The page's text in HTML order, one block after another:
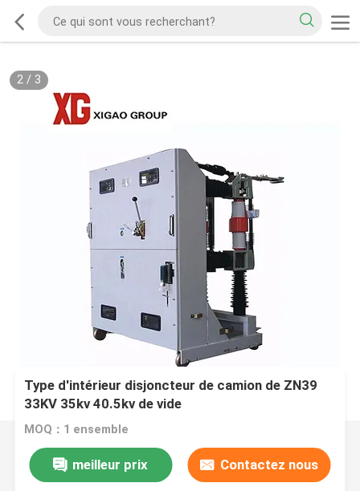
2/ 3
Type d'intérieur disjoncteur de camion de ZN39
33KV 35kv 40.5kv de vide
MOQ：1 ensemble
meilleur prix Contactez nous